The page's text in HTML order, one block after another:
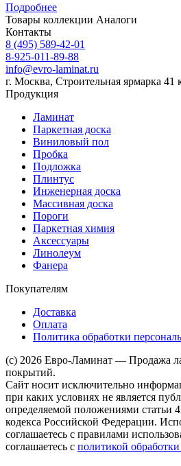
Подробнее
Товары коллекции Аналоги
Контакты
8 (495) 589-42-01
8-925-011-89-88
info@evro-laminat.ru
г. Москва, Строительная ярмарка
Продукция
Ламинат
Паркетная доска
Виниловый пол
Пробка
Подложка
Плинтус
Инженерная доска
Массивная доска
Пороги
Паркетная химия
Аксессуары
Линолеум
Фанера
Покупателям
Доставка
Оплата
Политика обработки
(c) 2026 Евро-Ламинат — Продажа
покрытий.
Сайт носит исключительно
при каких условиях не является
определяемой положениями статьи
кодекса Российской Федерации.
соглашаетесь с правилами
соглашаетесь с политикой